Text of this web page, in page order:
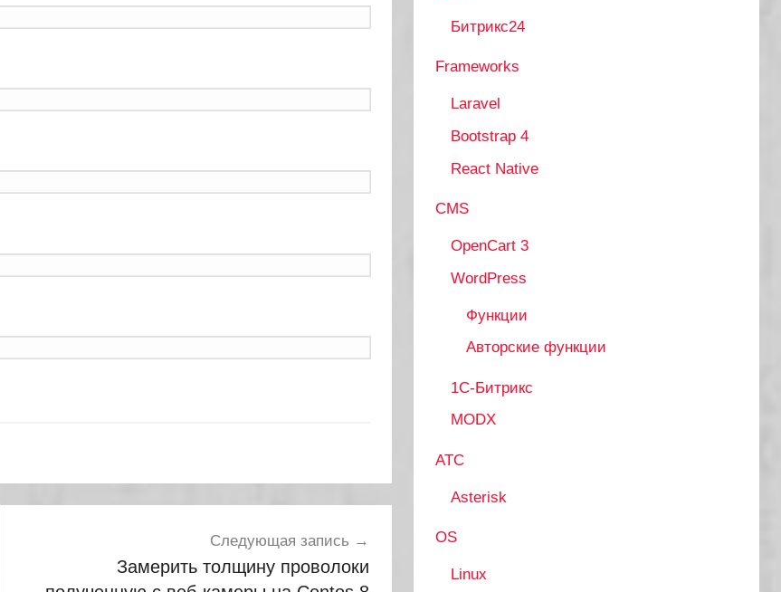
Следующая запись
Замерить толщину проволоки
Битрикс24
Frameworks
Laravel
Bootstrap 4
React Native
CMS
OpenCart 3
WordPress
Функции
Авторские функции
1С-Битрикс
MODX
АТС
Asterisk
OS
Linux